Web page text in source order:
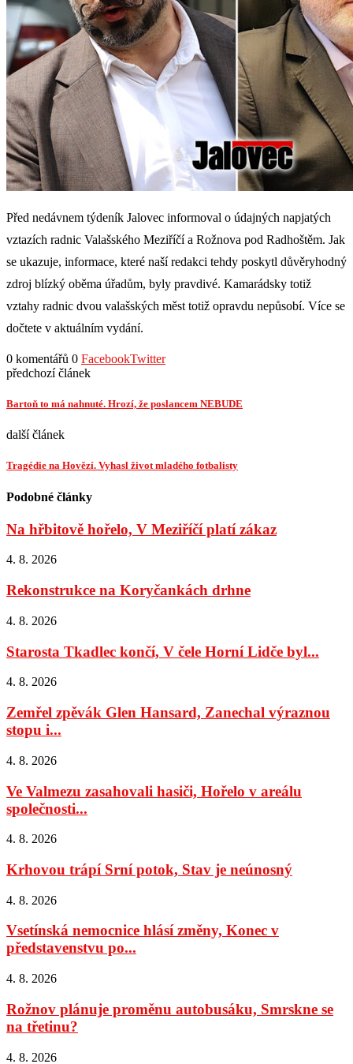
Před nedávnem týdeník Jalovec informoval o údajných napjatých
vztazích radnic Valašského Meziříčí a Rožnova pod Radhoštěm. Jak
se ukazuje, informace, které naší redakci tehdy poskytl důvěryhodný
zdroj blízký oběma úřadům, byly pravdivé. Kamarádsky totiž
vztahy radnic dvou valašských měst totiž opravdu nepůsobí. Více se
dočtete v aktuálním vydání.
0 komentářů 0 FacebookTwitter
předchozí článek
Bartoň to má nahnuté. Hrozí, že poslancem NEBUDE
další článek
Tragédie na Hovězí. Vyhasl život mladého fotbalisty
Podobné články
Na hřbitově hořelo, V Meziříčí platí zákaz
4. 8. 2026
Rekonstrukce na Koryčankách drhne
4. 8. 2026
Starosta Tkadlec končí, V čele Horní Lidče byl...
4. 8. 2026
Zemřel zpěvák Glen Hansard, Zanechal výraznou
stopu i...
4. 8. 2026
Ve Valmezu zasahovali hasiči, Hořelo v areálu
společnosti...
4. 8. 2026
Krhovou trápí Srní potok, Stav je neúnosný
4. 8. 2026
Vsetínská nemocnice hlásí změny, Konec v
představenstvu po...
4. 8. 2026
Rožnov plánuje proměnu autobusáku, Smrskne se
na třetinu?
4. 8. 2026